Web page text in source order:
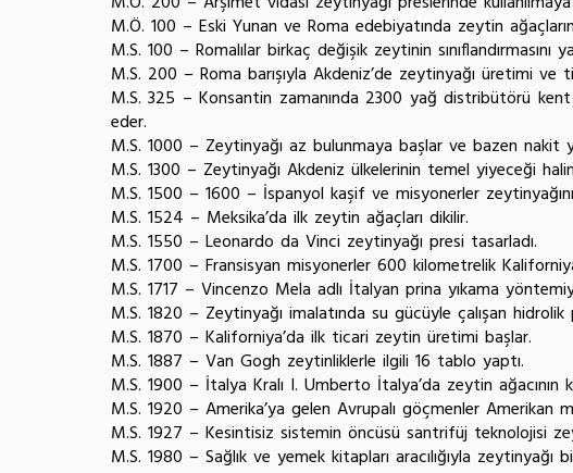
M.Ö. 100 – Eski Yunan ve Roma edebiyatında zeytin
M.S. 100 – Romalılar birkaç değişik zeytinin sınıflandırmasını
M.S. 200 – Roma barışıyla Akdeniz’de zeytinyağı üretimi ve
M.S. 325 – Konsantin zamanında 2300 yağ distribütörü
eder.
M.S. 1000 – Zeytinyağı az bulunmaya başlar ve bazen nakit
M.S. 1300 – Zeytinyağı Akdeniz ülkelerinin temel yiyeceği
M.S. 1500 – 1600 – İspanyol kaşif ve misyonerler
M.S. 1524 – Meksika’da ilk zeytin ağaçları dikilir.
M.S. 1550 – Leonardo da Vinci zeytinyağı presi tasarladı.
M.S. 1700 – Fransisyan misyonerler 600 kilometrelik
M.S. 1717 – Vincenzo Mela adlı İtalyan prina yıkama
M.S. 1820 – Zeytinyağı imalatında su gücüyle çalışan hidrolik
M.S. 1870 – Kaliforniya’da ilk ticari zeytin üretimi başlar.
M.S. 1887 – Van Gogh zeytinliklerle ilgili 16 tablo yaptı.
M.S. 1900 – İtalya Kralı I. Umberto İtalya’da zeytin ağacının
M.S. 1920 – Amerika’ya gelen Avrupalı göçmenler Amerikan
M.S. 1927 – Kesintisiz sistemin öncüsü santrifüj teknolojisi
M.S. 1980 – Sağlık ve yemek kitapları aracılığıyla